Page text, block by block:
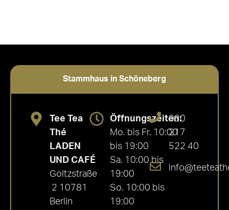
Stammhaus in Schöneberg
Tee Tea
Thé
LADEN
UND CAFÉ
Goltzstraße
2 10781
Berlin
Öffnungszeiten:
Mo. bis Fr. 10:00
bis 19:00
Sa. 10:00 bis
19:00
So. 10:00 bis
19:00
030
217
522 40